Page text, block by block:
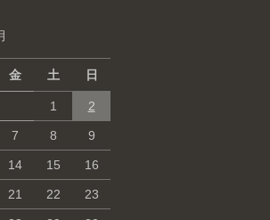
金 土 日
1 2
7 8 9
14 15 16
21 22 23